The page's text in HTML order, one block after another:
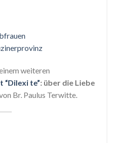
weiteren
“Dilexi te”: über die Liebe
Br. Paulus Terwitte.